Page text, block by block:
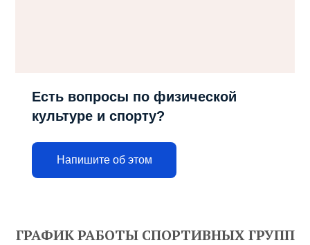
Есть вопросы по физической
культуре и спорту?
Напишите об этом
ГРАФИК РАБОТЫ СПОРТИВНЫХ ГРУПП